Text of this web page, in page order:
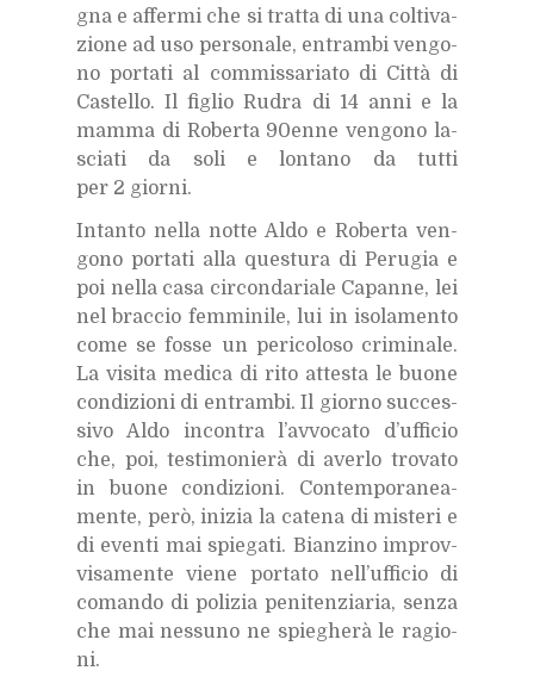
gna e af­fer­mi che si trat­ta di una col­ti­va­
zio­ne ad uso per­so­na­le, en­tram­bi ven­go­
no por­ta­ti al com­mis­sa­ria­to di Cit­tà di
Ca­stel­lo. Il fi­glio Ru­dra di 14 anni e la
mam­ma di Ro­ber­ta 90en­ne ven­go­no la­
scia­ti da soli e lon­ta­no da tut­ti
per 2 gior­ni.
In­tan­to nel­la not­te Aldo e Ro­ber­ta ven­
go­no por­ta­ti alla que­stu­ra di Pe­ru­gia e
poi nel­la casa cir­con­da­ria­le Ca­pan­ne, lei
nel brac­cio fem­mi­ni­le, lui in iso­la­men­to
come se fos­se un pe­ri­co­lo­so cri­mi­na­le.
La vi­si­ta me­di­ca di rito at­te­sta le buo­ne
con­di­zio­ni di en­tram­bi. Il gior­no suc­ces­
si­vo Aldo in­con­tra l’av­vo­ca­to d’uf­fi­cio
che, poi, te­sti­mo­nie­rà di aver­lo tro­va­to
in buo­ne con­di­zio­ni. Con­tem­po­ra­nea­
men­te, però, ini­zia la ca­te­na di mi­ste­ri e
di even­ti mai spie­ga­ti. Bian­zi­no im­prov­
vi­sa­men­te vie­ne por­ta­to nel­l’uf­fi­cio di
co­man­do di po­li­zia pe­ni­ten­zia­ria, sen­za
che mai nes­su­no ne spie­ghe­rà le ra­gio­
ni.